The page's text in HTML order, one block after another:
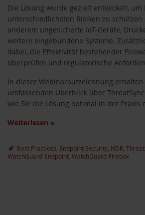
Die Lösung wurde gezielt entwickelt, um
unterschiedlichsten Risiken zu
anderem ungesicherte IoT-Geräte,
weitere eingebundene Systeme.
dabei, die Effektivität bestehender
überprüfen und regulatorische
In dieser Webinaraufzeichnung erhalten
umfassenden Überblick über
wie Sie die Lösung optimal in der Praxis
Weiterlesen »
Best Practices Endpoint Security NDR
WatchGuard-Endpoint WatchGuard-Firebox